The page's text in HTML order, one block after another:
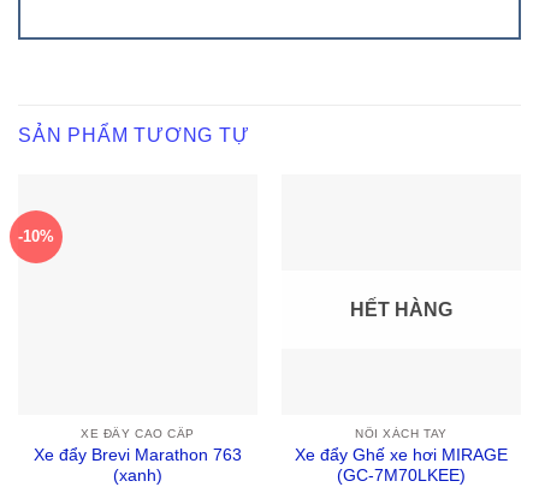
SẢN PHẨM TƯƠNG TỰ
-10%
XE ĐẨY CAO CẤP
Xe đẩy Brevi Marathon 763
(xanh)
HẾT HÀNG
NÔI XÁCH TAY
Xe đẩy Ghế xe hơi MIRAGE
(GC-7M70LKEE)